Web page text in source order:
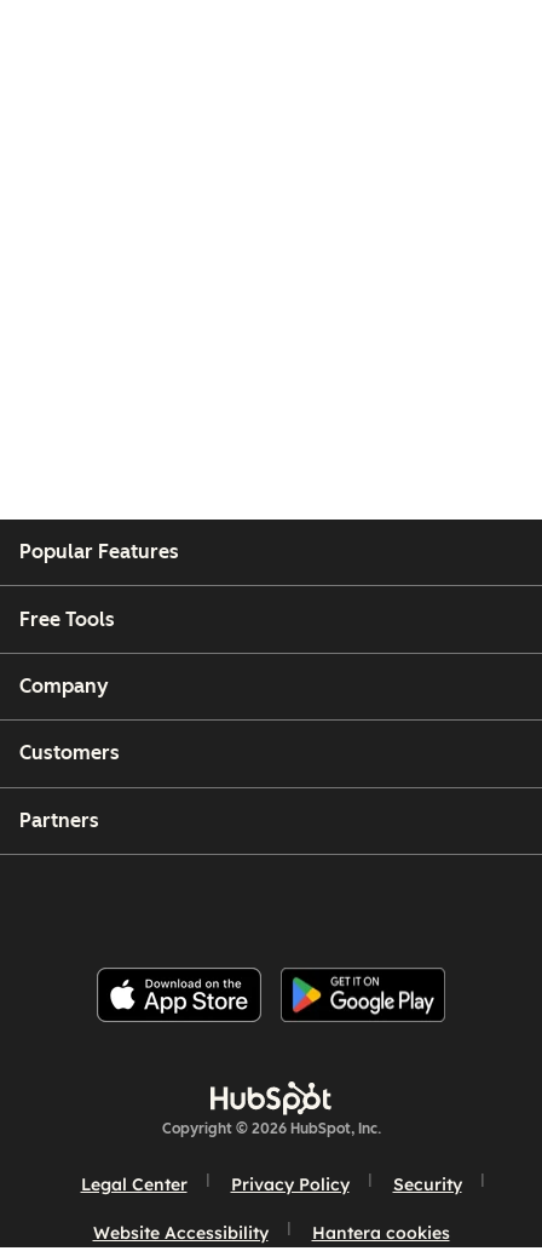
Popular Features
Free Tools
Company
Customers
Partners
Copyright © 2026 HubSpot, Inc.
Legal Center Privacy Policy Security
Website Accessibility Hantera cookies